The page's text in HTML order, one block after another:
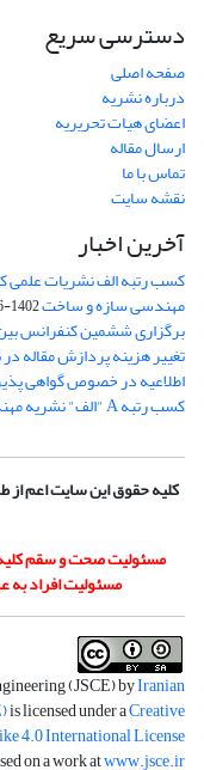
دسترسی سریع
صفحه اصلی
درباره نشریه
اعضای هیات تحریریه
ارسال مقاله
تماس با ما
نقشه سایت
آخرین اخبار
کسب رتبه الف نشریات علمی
مهندسی سازه و ساخت1402-06-17
برگزاری ششمین کنفرانس
تغییر هزینه پردازش مقاله
اطلاعیه در خصوص گواهی
کسب رتبه A "الف" نشریه مهندسی سازه و ساخت
کلیه حقوق این سایت اعم از
مسئولیت صحت و سقم کلیه
مسئولیت افراد
(JSCE) byIranian
is licensed under aCreative
4.0 International License
on a work atwww.jsce.ir